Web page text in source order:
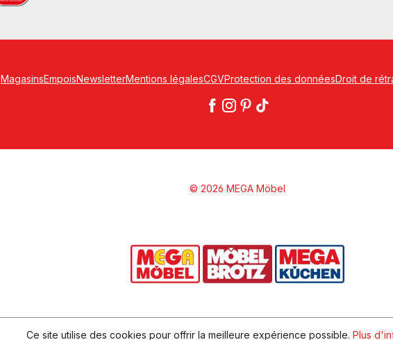
MagasinsEmpoisNewsletterMentions légalesCGVProtection des donnéesDroit de
© 2026 MEGA Möbel
Ce site utilise des cookies pour offrir la meilleure expérience possible. Plus